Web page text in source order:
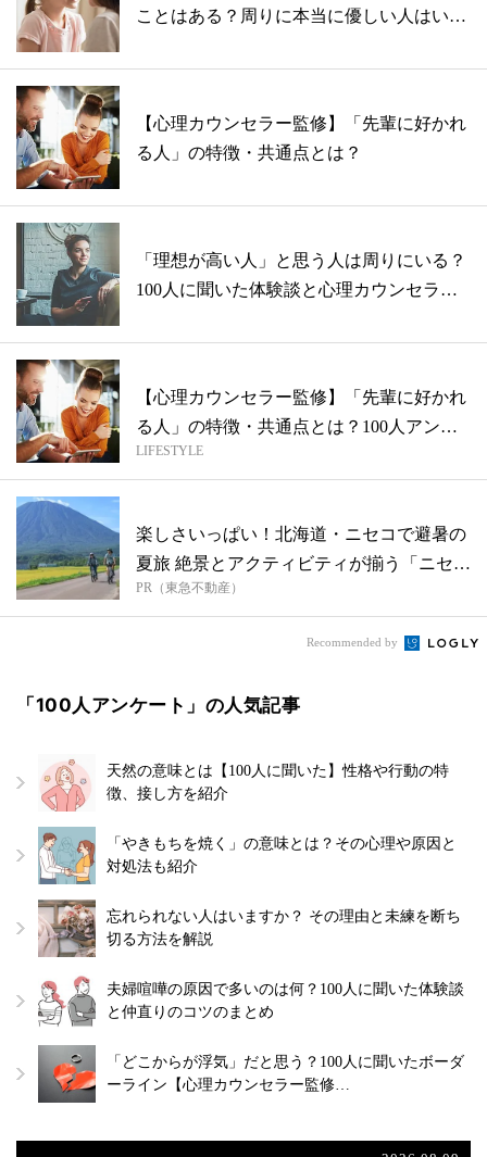
ことはある？周りに本当に優しい人はい
【心理カウンセラー監修】「先輩に好かれ
る人」の特徴・共通点とは？
「理想が高い人」と思う人は周りにいる？
100人に聞いた体験談と心理カウンセラー
【心理カウンセラー監修】「先輩に好かれ
る人」の特徴・共通点とは？100人アンケ
ー...
LIFESTYLE
楽しさいっぱい！北海道・ニセコで避暑の
夏旅 絶景とアクティビティが揃う「ニセコ
東...
PR（東急不動産）
Recommended by
「100人アンケート」の人気記事
天然の意味とは【100人に聞いた】性格や行動の特
徴、接し方を紹介
「やきもちを焼く」の意味とは？その心理や原因と
対処法も紹介
忘れられない人はいますか？ その理由と未練を断ち
切る方法を解説
夫婦喧嘩の原因で多いのは何？100人に聞いた体験談
と仲直りのコツのまとめ
「どこからが浮気」だと思う？100人に聞いたボーダ
ーライン【心理カウンセラー監修…